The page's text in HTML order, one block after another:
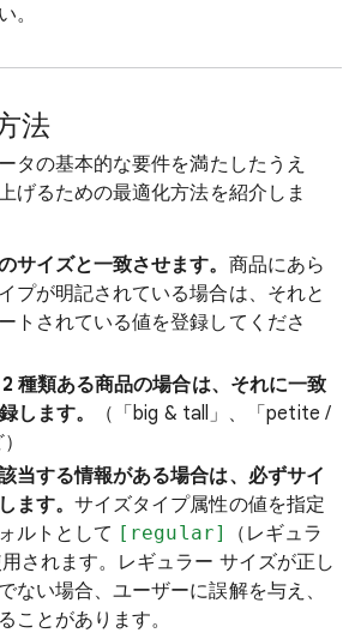
。
法
タの基本的な要件を満たしたうえ
げるための最適化方法を紹介しま
サイズと一致させます。 商品にあら
プが明記されている場合は、それと
トされている値を登録してくださ
種類ある商品の場合は、それに一致
します。
（「big & tall」、「petite /
当する情報がある場合は、必ずサイ
ます。 サイズタイプ属性の値を指定
ルトとして [regular]
（レギュラ
されます。レギュラー サイズが正し
ない場合、ユーザーに誤解を与え、
ことがあります。